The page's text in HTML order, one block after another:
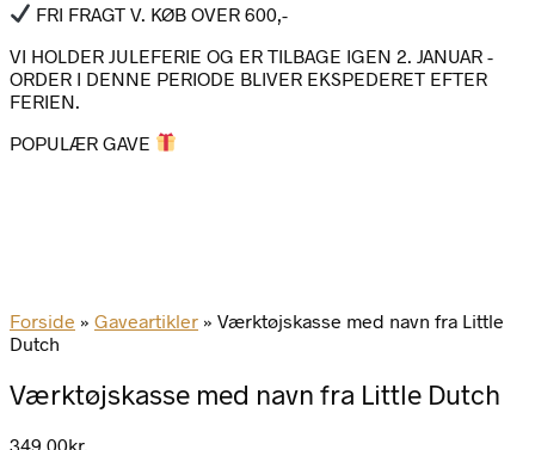
FRI FRAGT V. KØB OVER 600,-
VI HOLDER JULEFERIE OG ER TILBAGE IGEN 2. JANUAR -
ORDER I DENNE PERIODE BLIVER EKSPEDERET EFTER
FERIEN.
POPULÆR GAVE
Forside » Gaveartikler » Værktøjskasse med navn fra Little
Dutch
Værktøjskasse med navn fra Little Dutch
349,00kr.